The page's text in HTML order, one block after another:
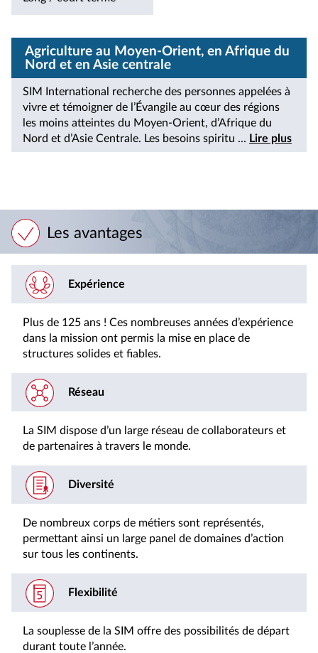
Agriculture au Moyen-Orient, en Afrique du
Nord et en Asie centrale
SIM International recherche des personnes appelées à
vivre et témoigner de l’Évangile au cœur des régions
les moins atteintes du Moyen-Orient, d’Afrique du
Nord et d’Asie Centrale. Les besoins spiritu ... Lire plus
Les avantages
Expérience
Plus de 125 ans ! Ces nombreuses années d’expérience
dans la mission ont permis la mise en place de
structures solides et fiables.
Réseau
La SIM dispose d’un large réseau de collaborateurs et
de partenaires à travers le monde.
Diversité
De nombreux corps de métiers sont représentés,
permettant ainsi un large panel de domaines d’action
sur tous les continents.
Flexibilité
La souplesse de la SIM offre des possibilités de départ
durant toute l’année.